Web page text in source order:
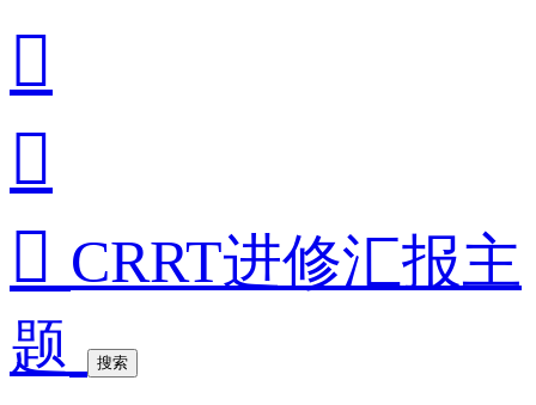


 CRRT进修汇报主
题
搜索